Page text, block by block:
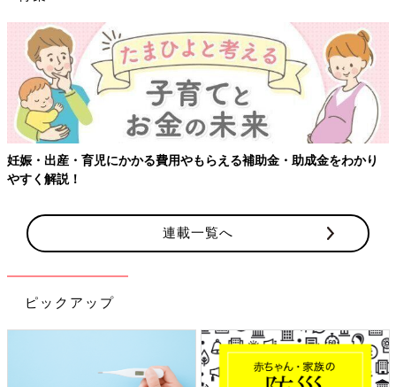
妊娠・出産・育児にかかる費用やもらえる補助金・助成金をわかり
やすく解説！
連載一覧へ
ピックアップ